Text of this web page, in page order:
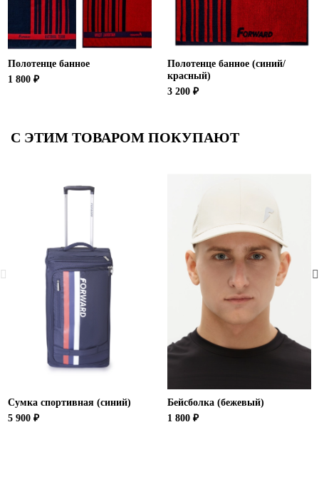
Полотенце банное
1 800 ₽
Полотенце банное (синий/
красный)
3 200 ₽
С ЭТИМ ТОВАРОМ ПОКУПАЮТ
Сумка спортивная (синий)
5 900 ₽
Бейсболка (бежевый)
1 800 ₽